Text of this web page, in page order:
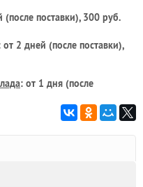
поставки), 300 руб.
от 2 дней (после поставки),
: от 1 дня (после